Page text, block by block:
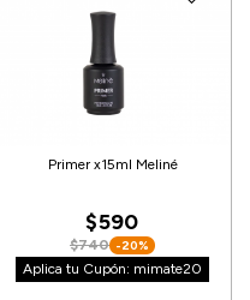
Primer x15ml Meliné
$590
$740 -20%
Aplica tu Cupón: mimate20